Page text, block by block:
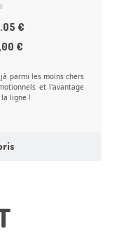
€
€
parmi les moins chers
et l'avantage
ligne !